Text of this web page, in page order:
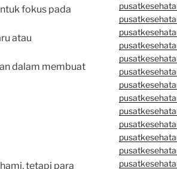
fokus pada
atau
dalam membuat
tetapi para